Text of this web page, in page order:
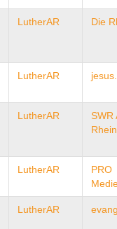
LutherAR Die
LutherAR
LutherAR
SWR
LutherAR
PRO
LutherAR